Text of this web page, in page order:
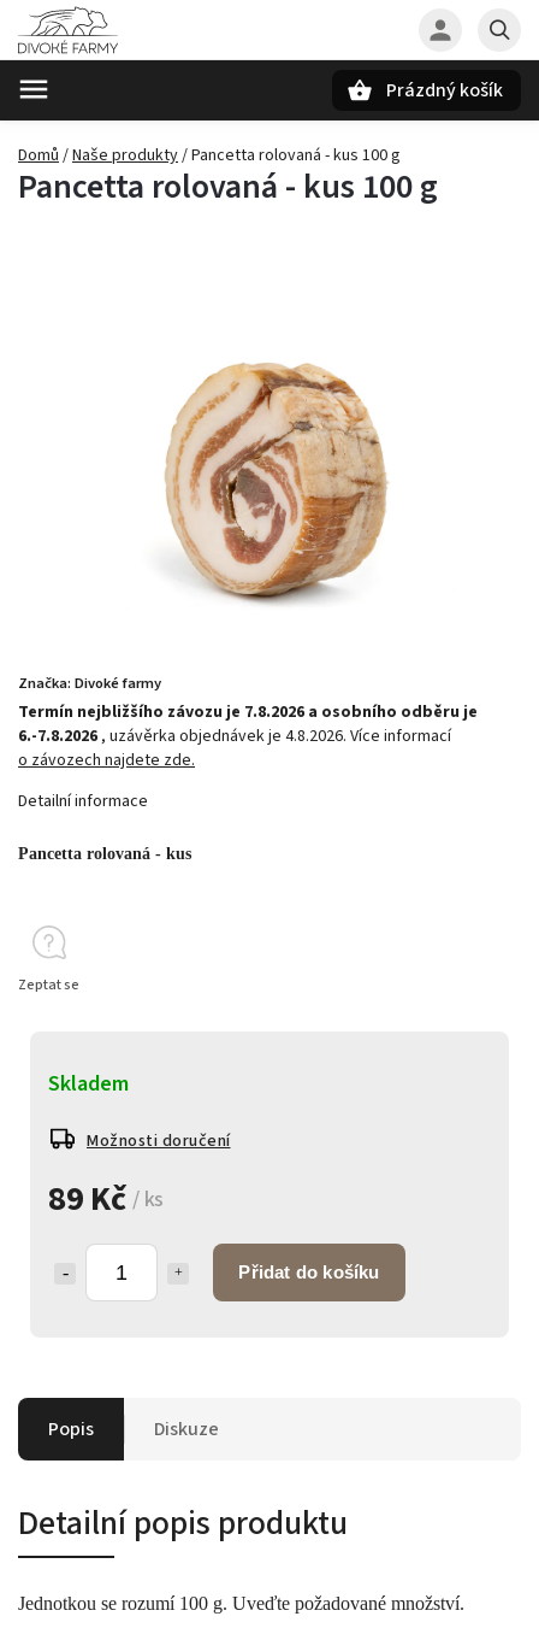
Prázdný košík
Domů/Naše produkty/Pancetta rolovaná - kus 100 g
Pancetta rolovaná - kus 100 g
Značka: Divoké farmy
89 Kč/ ks
Přidat do košíku
Skladem
Možnosti doručení
Termín nejbližšího závozu je 7.8.2026 a osobního odběru je
6.-7.8.2026 , uzávěrka objednávek je 4.8.2026. Více informací
o závozech najdete zde.
Detailní informace
Pancetta rolovaná - kus
Zeptat se
Popis Diskuze
Detailní popis produktu
Jednotkou se rozumí 100 g. Uveďte požadované množství.